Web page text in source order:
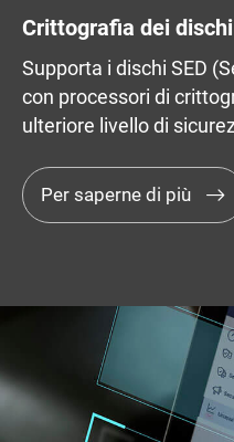
Crittografia dei dischi
Supporta i dischi SED
con processori di
ulteriore livello di
Per saperne di più